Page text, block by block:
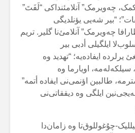
چەویرمک” آنلامئنداکی “لَفَتَ”
“بیر شەیی یؤنلدیگی
چەویرمک” آنلامئ‌نا گلیر. تریم
ایلگیلی أدبی بیر
یرلردە ایفادەیە؛ “تهدید وە
سیلکەلەمە، اویارما وە
طالبین اؤنمی‌نی ایفادە أتمە”
ایلگی وە دیققاتی‌نی
چۇغوللوق‌تا وە زامان‌دا